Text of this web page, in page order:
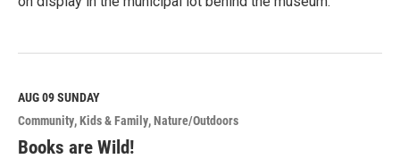
e
M
o
r
e
AUG 09SUNDAY
Community Kids & Family Nature/Outdoors
Books are Wild!